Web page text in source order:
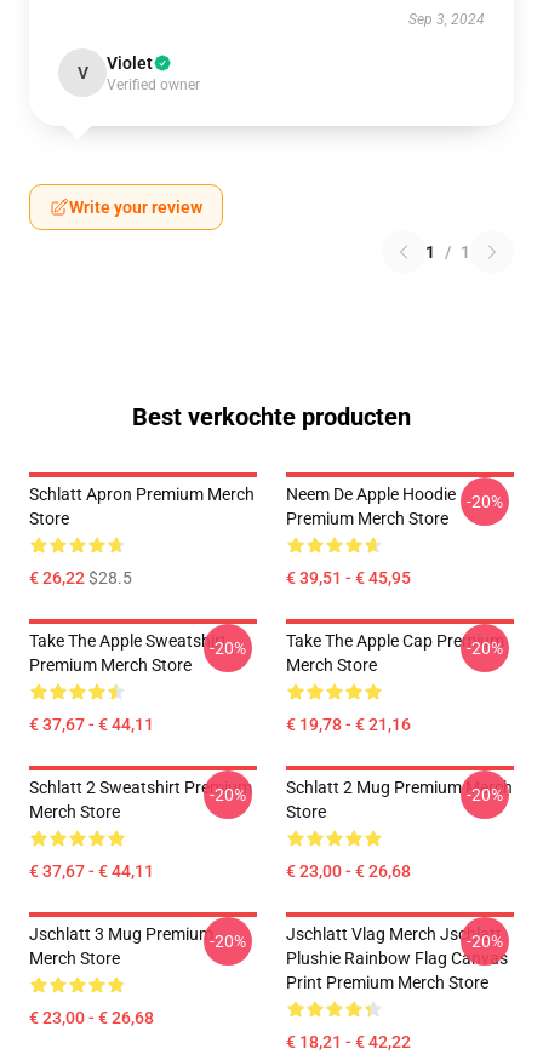
Sep 3, 2024
V Violet
Verified owner
Write your review
1 / 1
Best verkochte producten
Schlatt Apron Premium Merch
Store
€ 26,22$28.5
Neem De Apple Hoodie
Premium Merch Store
€ 39,51 - € 45,95
-20%
Take The Apple Sweatshirt
Premium Merch Store
€ 37,67 - € 44,11
-20%
Take The Apple Cap Premium
Merch Store
€ 19,78 - € 21,16
-20%
Schlatt 2 Sweatshirt Premium
Merch Store
€ 37,67 - € 44,11
-20%
Schlatt 2 Mug Premium Merch
Store
€ 23,00 - € 26,68
-20%
Jschlatt 3 Mug Premium
Merch Store
€ 23,00 - € 26,68
-20%
Jschlatt Vlag Merch Jschlatt
Plushie Rainbow Flag Canvas
Print Premium Merch Store
€ 18,21 - € 42,22
-20%